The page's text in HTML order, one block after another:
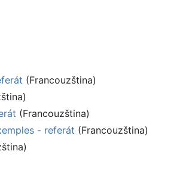
(Francouzština)
(Francouzština)
- referát (Francouzština)